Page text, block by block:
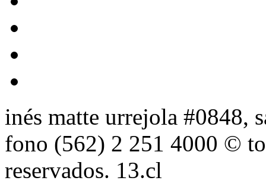
inés matte urrejola #0848,
fono (562) 2 251 4000 ©
reservados. 13.cl